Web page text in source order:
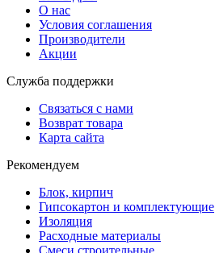
О нас
Условия соглашения
Производители
Акции
Служба поддержки
Связаться с нами
Возврат товара
Карта сайта
Рекомендуем
Блок, кирпич
Гипсокартон и комплектующие
Изоляция
Расходные материалы
Смеси строительные